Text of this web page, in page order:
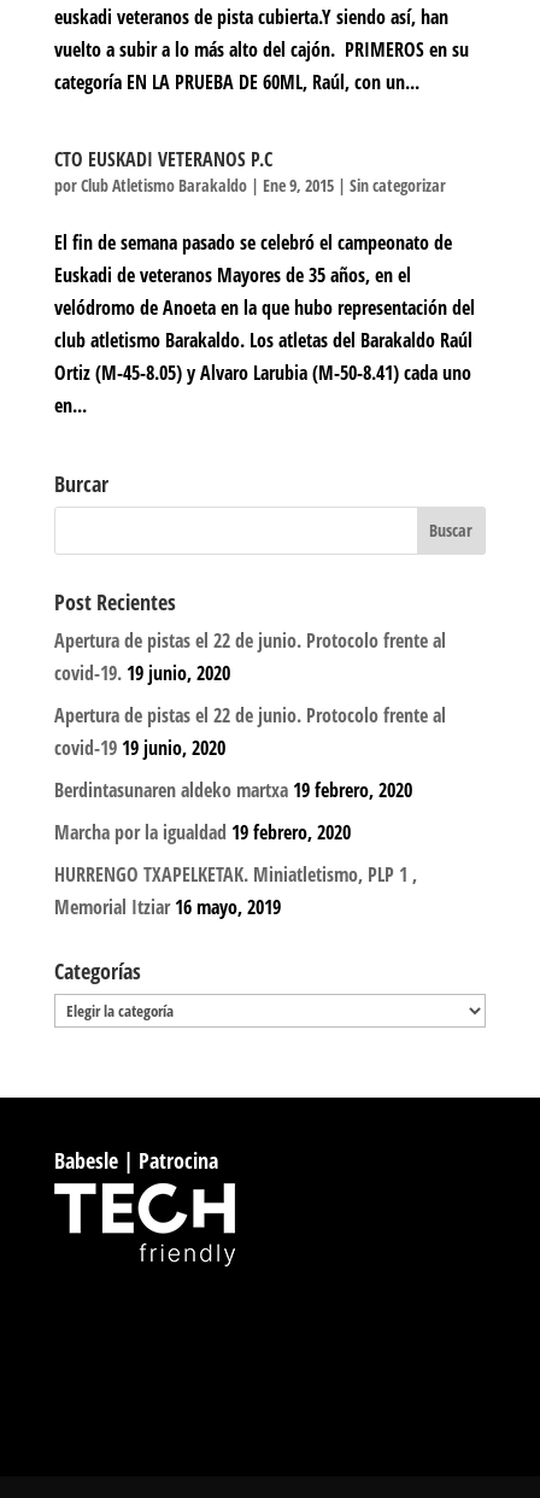
euskadi veteranos de pista cubierta.Y siendo así, han
vuelto a subir a lo más alto del cajón. PRIMEROS en su
categoría EN LA PRUEBA DE 60ML, Raúl, con un...
CTO EUSKADI VETERANOS P.C
porClub Atletismo Barakaldo| Ene 9, 2015| Sin categorizar
El fin de semana pasado se celebró el campeonato de
Euskadi de veteranos Mayores de 35 años, en el
velódromo de Anoeta en la que hubo representación del
club atletismo Barakaldo. Los atletas del Barakaldo Raúl
Ortiz (M-45-8.05) y Alvaro Larubia (M-50-8.41) cada uno
en...
Burcar
Post Recientes
Apertura de pistas el 22 de junio. Protocolo frente al
covid-19. 19 junio, 2020
Apertura de pistas el 22 de junio. Protocolo frente al
covid-19 19 junio, 2020
Berdintasunaren aldeko martxa 19 febrero, 2020
Marcha por la igualdad 19 febrero, 2020
HURRENGO TXAPELKETAK. Miniatletismo, PLP 1 ,
Memorial Itziar 16 mayo, 2019
Categorías
Categorías
Babesle | Patrocina